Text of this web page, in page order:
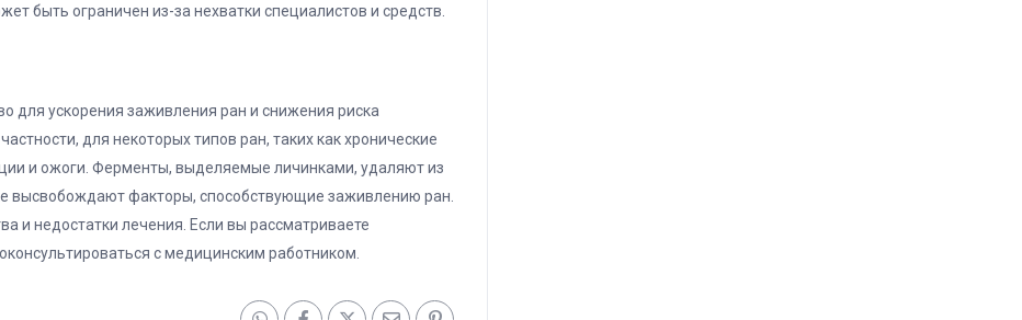
быть ограничен из-за нехватки специалистов и средств.
для ускорения заживления ран и снижения риска
для некоторых типов ран, таких как хронические
и ожоги. Ферменты, выделяемые личинками, удаляют из
высвобождают факторы, способствующие заживлению ран.
и недостатки лечения. Если вы рассматриваете
с медицинским работником.